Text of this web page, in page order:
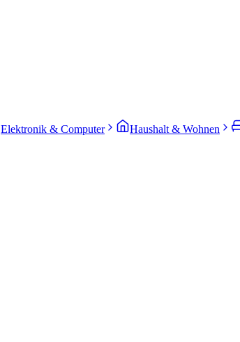
Elektronik & Computer Haushalt & Wohnen